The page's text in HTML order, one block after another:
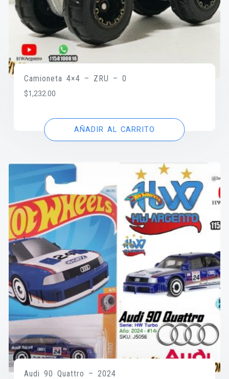
Camioneta 4×4 – ZRU – 0
$1,232.00
AÑADIR AL CARRITO
Audi 90 Quattro – 2024